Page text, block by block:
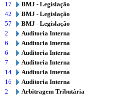
17
BMJ - Legislação
42
BMJ - Legislação
57
BMJ - Legislação
2
Auditoria Interna
6
Auditoria Interna
6
Auditoria Interna
7
Auditoria Interna
14
Auditoria Interna
16
Auditoria Interna
2
Arbitragem Tributária